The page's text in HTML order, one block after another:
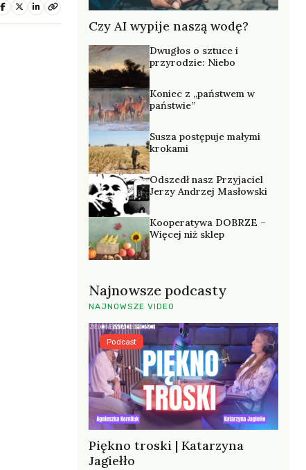
Czy AI wypije naszą wodę?
Dwugłos o sztuce i
przyrodzie: Niebo
Koniec z „państwem w
państwie”
Susza postępuje małymi
krokami
Odszedł nasz Przyjaciel
Jerzy Andrzej Masłowski
Kooperatywa DOBRZE –
Więcej niż sklep
Najnowsze podcasty
NAJNOWSZE VIDEO
Piękno troski | Katarzyna
Jagiełło
Podcast